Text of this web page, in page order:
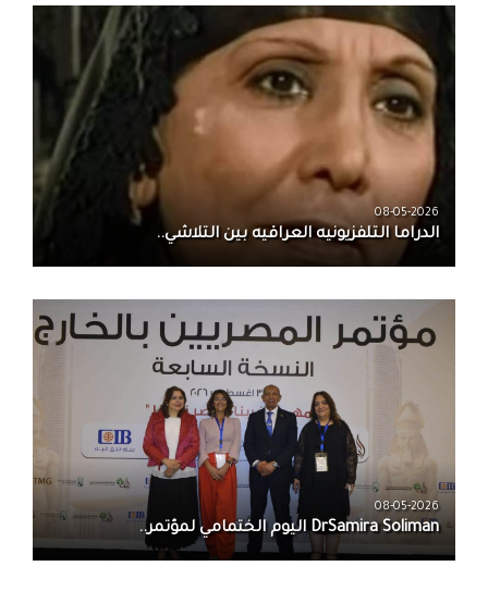
08-05-2026
الدراما التلفزيونيه العراقيه بين التلاشي..
08-05-2026
DrSamira Soliman اليوم الختمامي لمؤتمر..